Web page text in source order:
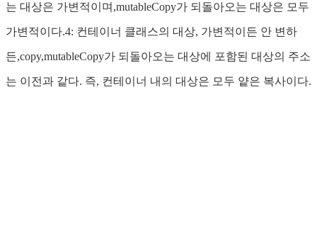
는 대상은 가변적이며,mutableCopy가 되돌아오는 대상은 모두
가변적이다.4: 컨테이너 클래스의 대상, 가변적이든 안 변하
든,copy,mutableCopy가 되돌아오는 대상에 포함된 대상의 주소
는 이전과 같다. 즉, 컨테이너 내의 대상은 모두 얕은 복사이다.